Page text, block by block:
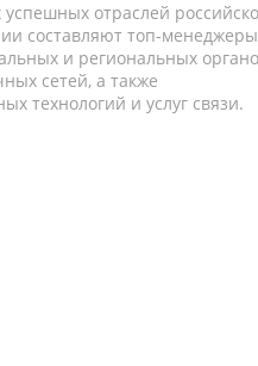
отраслей
составляют топ-
и региональных
сетей, а также
технологий и услуг связи.